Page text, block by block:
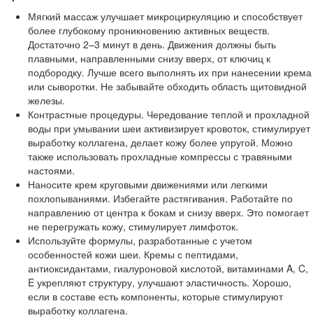
Мягкий массаж улучшает микроциркуляцию и способствует
более глубокому проникновению активных веществ.
Достаточно 2–3 минут в день. Движения должны быть
плавными, направленными снизу вверх, от ключиц к
подбородку. Лучше всего выполнять их при нанесении крема
или сыворотки. Не забывайте обходить область щитовидной
железы.
Контрастные процедуры. Чередование теплой и прохладной
воды при умывании шеи активизирует кровоток, стимулирует
выработку коллагена, делает кожу более упругой. Можно
также использовать прохладные компрессы с травяными
настоями.
Наносите крем круговыми движениями или легкими
похлопываниями. Избегайте растягивания. Работайте по
направлению от центра к бокам и снизу вверх. Это помогает
не перегружать кожу, стимулирует лимфоток.
Используйте формулы, разработанные с учетом
особенностей кожи шеи. Кремы с пептидами,
антиоксидантами, гиалуроновой кислотой, витаминами A, C,
E укрепляют структуру, улучшают эластичность. Хорошо,
если в составе есть компоненты, которые стимулируют
выработку коллагена.